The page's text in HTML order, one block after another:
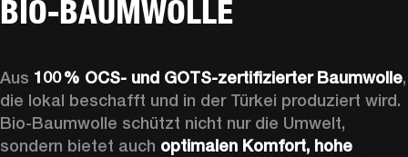
BIO-BAUMWOLLE
Aus 100 % OCS- und GOTS-zertifizierter Baumwolle,
die lokal beschafft und in der Türkei produziert wird.
Bio-Baumwolle schützt nicht nur die Umwelt,
sondern bietet auch optimalen Komfort, hohe